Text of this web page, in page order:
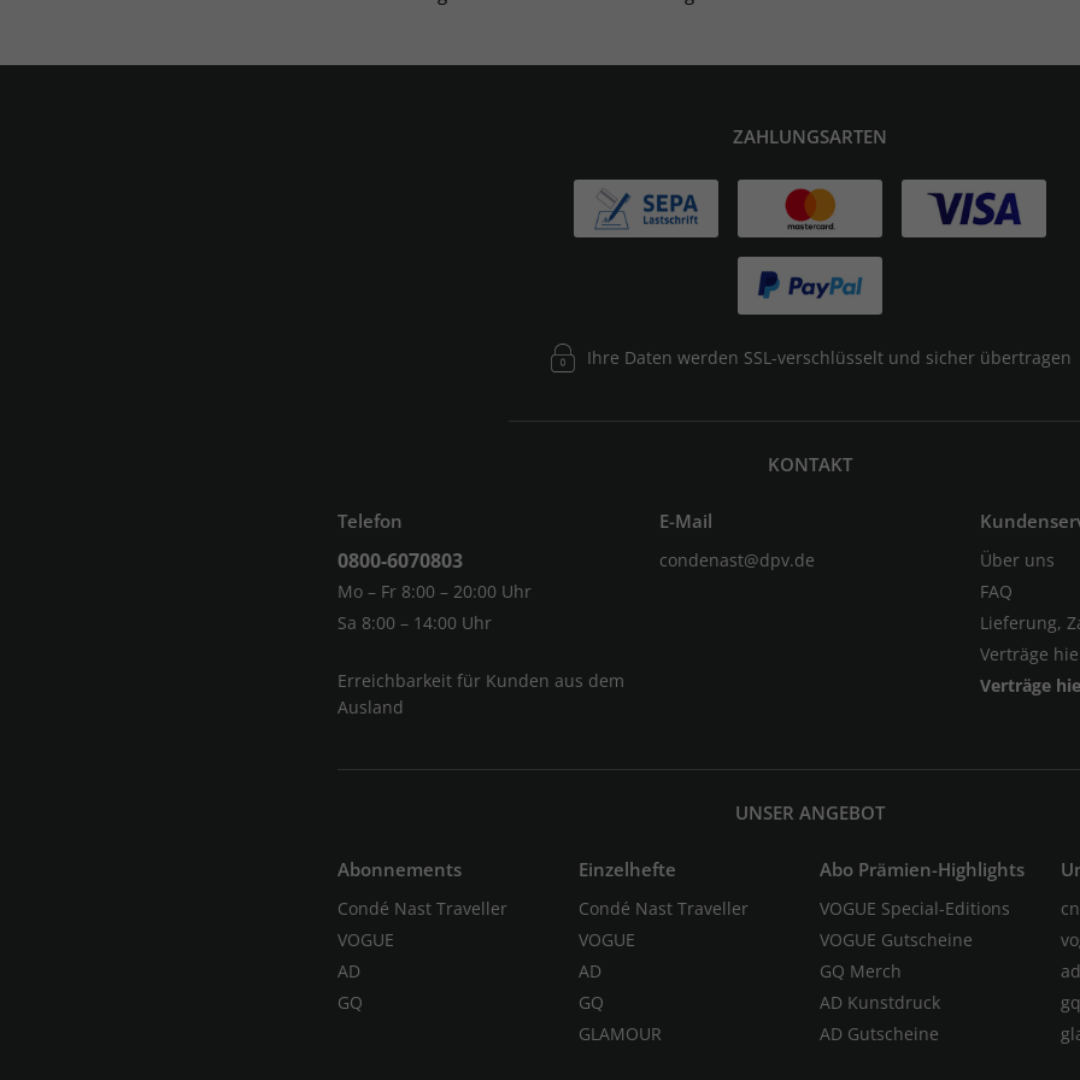
ZAHLUNGSARTEN
Ihre Daten werden SSL-verschlüsselt und sicher übertragen
KONTAKT
Telefon
0800-6070803
Mo – Fr 8:00 – 20:00 Uhr
Sa 8:00 – 14:00 Uhr
Erreichbarkeit für Kunden aus dem
Ausland
E-Mail
condenast@dpv.de
Über uns
FAQ
Lieferung,
Verträge
Verträge
UNSER ANGEBOT
Abonnements
Condé Nast Traveller
VOGUE
AD
GQ
Einzelhefte
Condé Nast Traveller
VOGUE
AD
GQ
GLAMOUR
Abo Prämien-Highlights
VOGUE Special-Editions
VOGUE Gutscheine
GQ Merch
AD Kunstdruck
AD Gutscheine